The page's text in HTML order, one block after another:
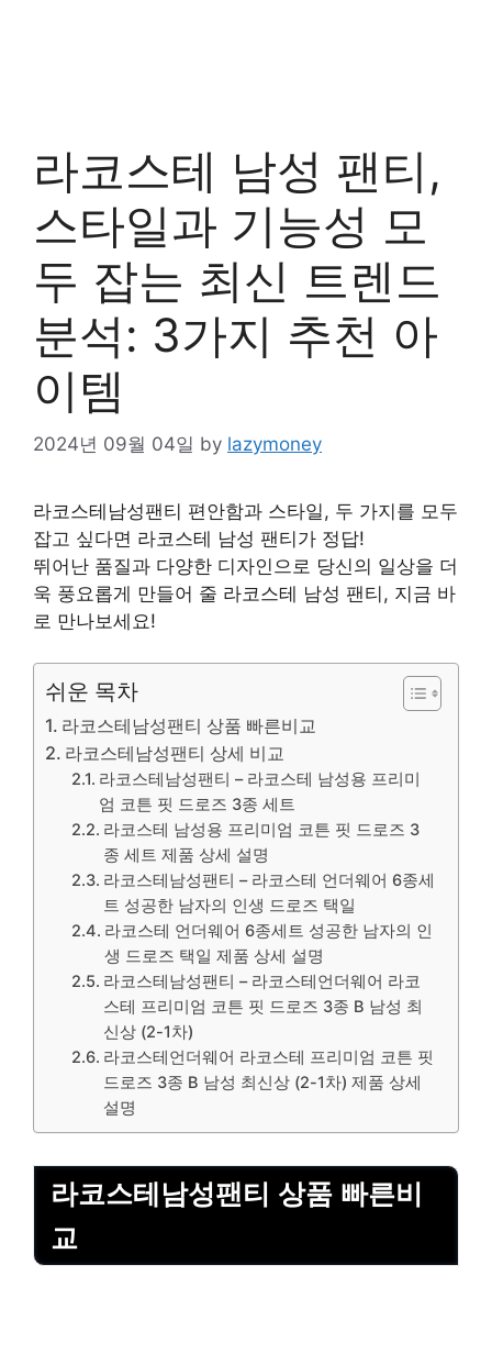
라코스테 남성 팬티,
스타일과 기능성 모
두 잡는 최신 트렌드
분석: 3가지 추천 아
이템
2024년 09월 04일 by lazymoney
라코스테남성팬티 편안함과 스타일, 두 가지를 모두
잡고 싶다면 라코스테 남성 팬티가 정답!
뛰어난 품질과 다양한 디자인으로 당신의 일상을 더
욱 풍요롭게 만들어 줄 라코스테 남성 팬티, 지금 바
로 만나보세요!
쉬운 목차
라코스테남성팬티 상품 빠른비교
라코스테남성팬티 상세 비교
라코스테남성팬티 – 라코스테 남성용 프리미
엄 코튼 핏 드로즈 3종 세트
라코스테 남성용 프리미엄 코튼 핏 드로즈 3
종 세트 제품 상세 설명
라코스테남성팬티 – 라코스테 언더웨어 6종세
트 성공한 남자의 인생 드로즈 택일
라코스테 언더웨어 6종세트 성공한 남자의 인
생 드로즈 택일 제품 상세 설명
라코스테남성팬티 – 라코스테언더웨어 라코
스테 프리미엄 코튼 핏 드로즈 3종 B 남성 최
신상 (2-1차)
라코스테언더웨어 라코스테 프리미엄 코튼 핏
드로즈 3종 B 남성 최신상 (2-1차) 제품 상세
설명
라코스테남성팬티 상품 빠른비
교